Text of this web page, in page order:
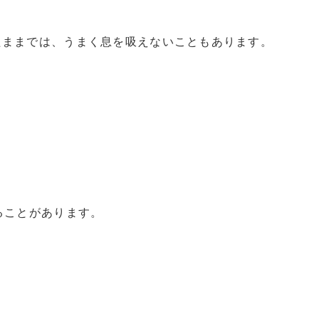
までは、うまく息を吸えないこともあります。
とがあります。